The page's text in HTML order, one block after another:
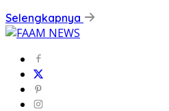
Selengkapnya